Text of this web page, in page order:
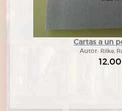
Cartas a un
Autor: Rilke,